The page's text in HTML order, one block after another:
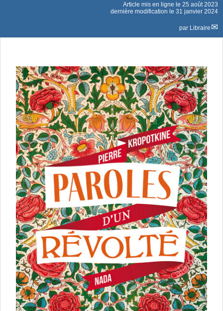
Article mis en ligne le 25 août 2023
dernière modification le 31 janvier 2024
par Libraire